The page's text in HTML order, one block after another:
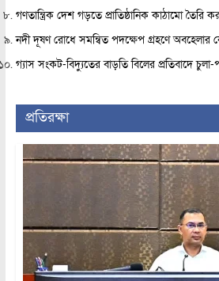
গণতান্ত্রিক দেশ গড়তে প্রাতিষ্ঠানিক কাঠামো তৈরি
নদী দূষণ রোধে সমন্বিত পদক্ষেপ গ্রহণে অবহেলার
গ্যাস সংকট-বিদ্যুতের বাড়তি বিলের প্রতিবাদে
প্রতিরক্ষা